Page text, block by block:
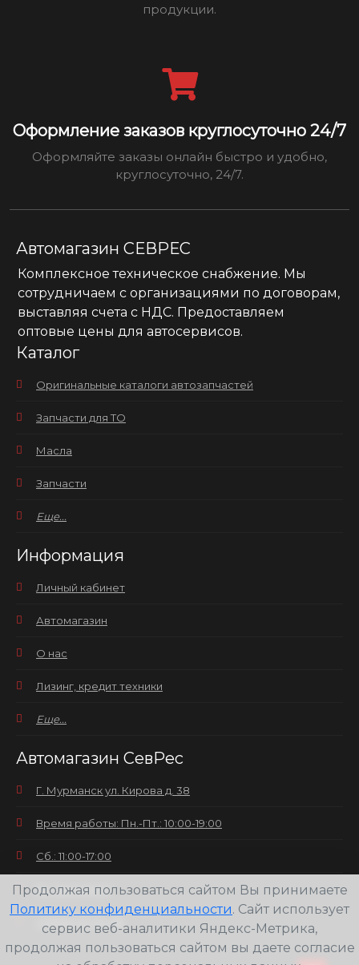
продукции.
Оформление заказов круглосуточно 24/7
Оформляйте заказы онлайн быстро и удобно,
круглосуточно, 24/7.
Автомагазин СЕВРЕС
Комплексное техническое снабжение. Мы
сотрудничаем с организациями по договорам,
выставляя счета с НДС. Предоставляем
оптовые цены для автосервисов.
Каталог
Оригинальные каталоги автозапчастей
Запчасти для ТО
Масла
Запчасти
Еще...
Информация
Личный кабинет
Автомагазин
О нас
Лизинг, кредит техники
Еще...
Автомагазин СевРес
Г. Мурманск ул. Кирова д. 38
Время работы: Пн.-Пт.: 10:00-19:00
Сб.: 11:00-17:00
Вс.: выходной
+7(8152) 25-30-58
Продолжая пользоваться сайтом Вы принимаете
Политику конфиденциальности. Сайт использует
сервис веб-аналитики Яндекс-Метрика,
продолжая пользоваться сайтом вы даете согласие